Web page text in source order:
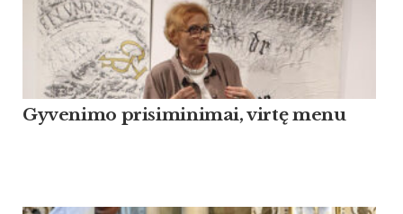
Gyvenimo prisiminimai, virtę menu